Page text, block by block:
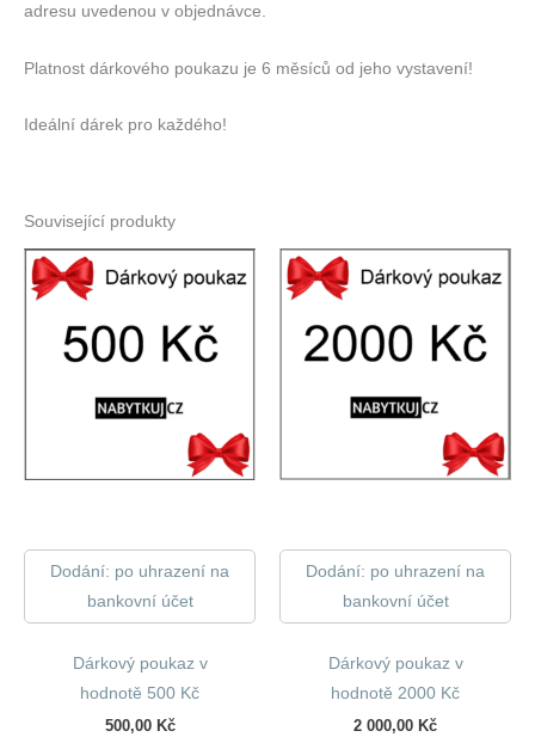
adresu uvedenou v objednávce.
Platnost dárkového poukazu je 6 měsíců od jeho vystavení!
Ideální dárek pro každého!
Související produkty
Dodání: po uhrazení na
bankovní účet
Dárkový poukaz v
hodnotě 500 Kč
500,00 Kč
Dodání: po uhrazení na
bankovní účet
Dárkový poukaz v
hodnotě 2000 Kč
2 000,00 Kč